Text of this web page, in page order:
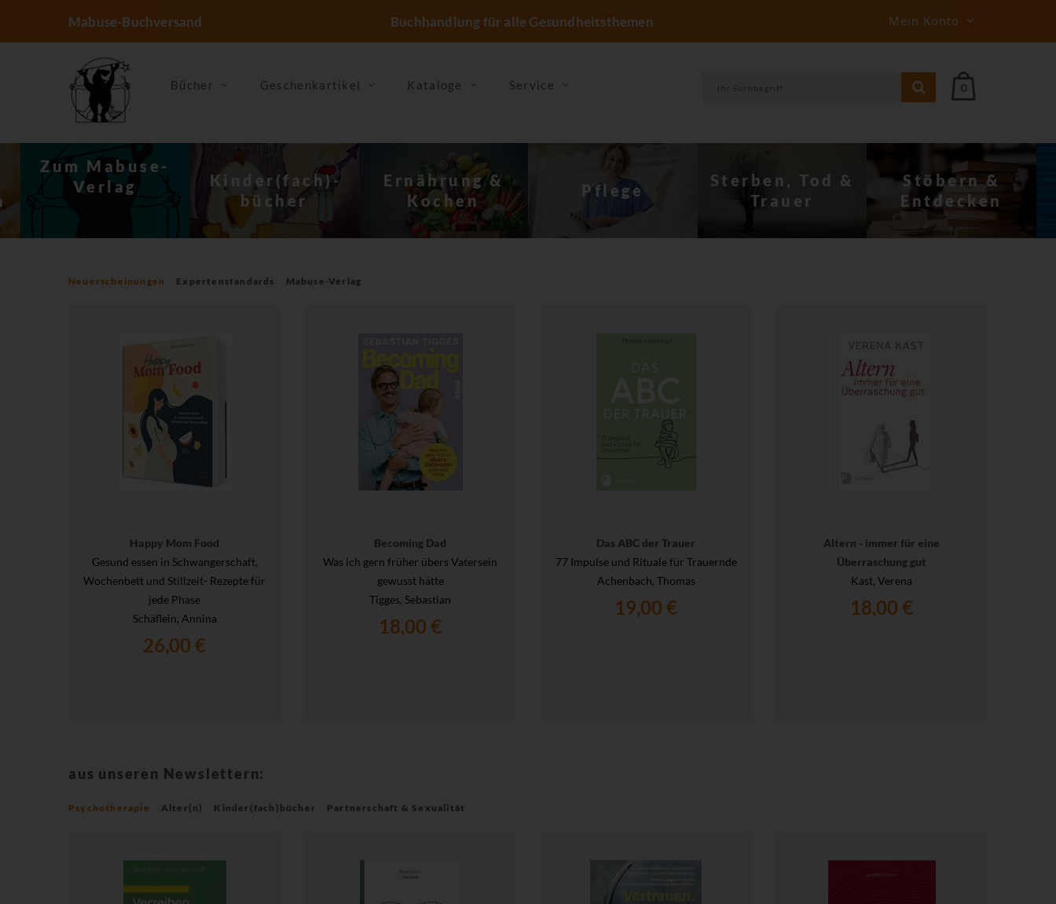
Mabuse-Buchversand Buchhandlung für alle Gesundheitsthemen Mein Konto
Bücher Geschenkartikel Kataloge Service 0
Kinder(fach)­
bücher
Ernährung &
Kochen
Pflege
Sterben, Tod &
Trauer
Stöbern &
Entdecken
Behin­derung
Neuerscheinungen Expertenstandards Mabuse-Verlag
Happy Mom Food
Gesund essen in Schwangerschaft,
Wochenbett und Stillzeit- Rezepte für
jede Phase
Schäflein, Annina
26,00 €
Becoming Dad
Was ich gern früher übers Vatersein
gewusst hätte
Tigges, Sebastian
18,00 €
Das ABC der Trauer
77 Impulse und Rituale für Trauernde
Achenbach, Thomas
19,00 €
Altern - immer für eine
Überraschung gut
Kast, Verena
18,00 €
aus unseren Newslettern:
Psychotherapie Alter(n) Kinder(fach)bücher Partnerschaft & Sexualität